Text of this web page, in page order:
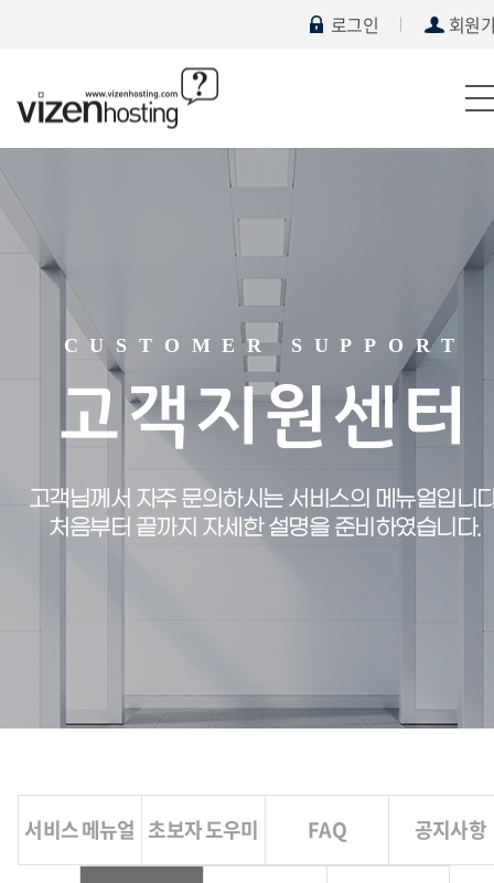
로그인 회원
CUSTOMER SUPPORT
고객지원센터
고객님께서 자주 문의하시는 서비스의 메뉴얼입니
처음부터 끝까지 자세한 설명을 준비하였습니다.
서비스 메뉴얼 초보자 도우미 FAQ 공지사항